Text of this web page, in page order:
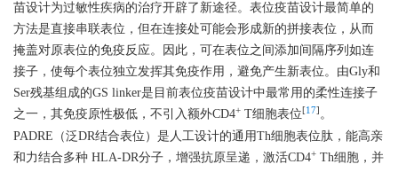
苗设计为过敏性疾病的治疗开辟了新途径。表位疫苗设计最简单的
方法是直接串联表位，但在连接处可能会形成新的拼接表位，从而
掩盖对原表位的免疫反应。因此，可在表位之间添加间隔序列如连
接子，使每个表位独立发挥其免疫作用，避免产生新表位。由Gly和
Ser残基组成的GS linker是目前表位疫苗设计中最常用的柔性连接子
之一，其免疫原性极低，不引入额外CD4+ T细胞表位[17] 。
PADRE（泛DR结合表位）是人工设计的通用Th细胞表位肽，能高亲
和力结合多种 HLA-DR分子，增强抗原呈递，激活CD4+ Th细胞，并